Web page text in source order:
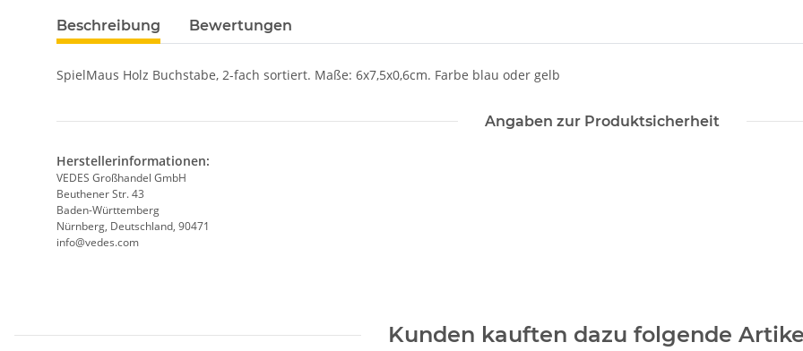
Beschreibung Bewertungen
SpielMaus Holz Buchstabe, 2-fach sortiert. Maße: 6x7,5x0,6cm. Farbe blau oder gelb
Angaben zur Produktsicherheit
Herstellerinformationen:
VEDES Großhandel GmbH
Beuthener Str. 43
Baden-Württemberg
Nürnberg, Deutschland, 90471
info@vedes.com
Kunden kauften dazu folgende